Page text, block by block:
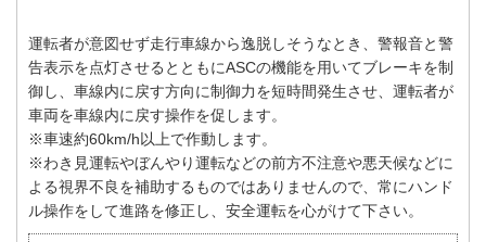
運転者が意図せず走行車線から逸脱しそうなとき、警報音と警
告表示を点灯させるとともにASCの機能を用いてブレーキを制
御し、車線内に戻す方向に制御力を短時間発生させ、運転者が
車両を車線内に戻す操作を促します。
※車速約60km/h以上で作動します。
※わき見運転やぼんやり運転などの前方不注意や悪天候などに
よる視界不良を補助するものではありませんので、常にハンド
ル操作をして進路を修正し、安全運転を心がけて下さい。